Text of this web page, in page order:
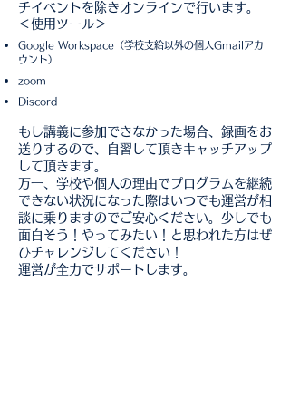
チイベントを除きオンラインで行います。
＜使用ツール＞
Google Workspace（学校支給以外の個人Gmailアカ
ウント）
zoom
Discord
もし講義に参加できなかった場合、録画をお
送りするので、自習して頂きキャッチアップ
して頂きます。
万一、学校や個人の理由でプログラムを継続
できない状況になった際はいつでも運営が相
談に乗りますのでご安心ください。少しでも
面白そう！やってみたい！と思われた方はぜ
ひチャレンジしてください！
運営が全力でサポートします。